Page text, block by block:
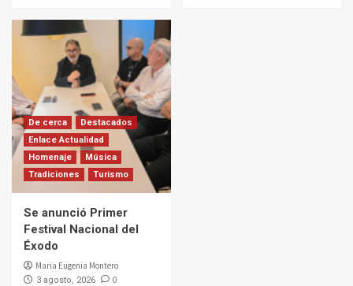
De cerca
Destacados
Enlace Actualidad
Homenaje
Música
Tradiciones
Turismo
Se anunció Primer
Festival Nacional del
Éxodo
Maria Eugenia Montero
3 agosto, 2026 0